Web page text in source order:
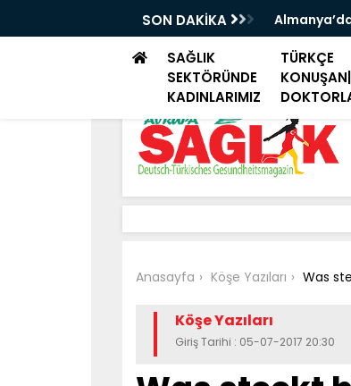
SON DAKİKA
seyahatlerinde aile ziyareti ve tatil
SAĞLIK
SEKTÖRÜNDE
KADINLARIMIZ
TÜRKÇE
KONUŞAN|
Anasayfa Köşe Yazıları Was
Köşe Yazıları
Giriş Tarihi : 05-07-2017 20:30